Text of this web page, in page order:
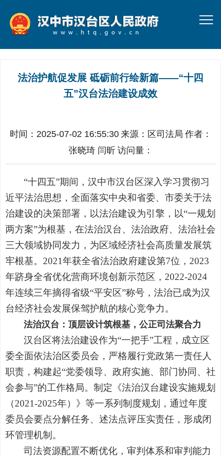
法治护航促发展 砥砺前行绘新篇——“十四
五”汉台法治建设成效
时间：2025-07-02 16:55:30 来源： 区司法局 作者：
张晓琦 闫昕 访问量：
“十四五”期间，汉中市汉台区深入学习贯彻习
近平法治思想，全面落实中央和省委、市委关于法
治建设的决策部署，以法治建设为引擎，以“一规划
两方案”为根基，在法治汉台、法治政府、法治社会
三大领域协同发力，为区域经济社会高质量发展筑
牢根基。2021年获全省法治政府建设第7位，2023
年跻身全省优化营商环境创新示范区，2022-2024
年连续三年摘得省级“平安区”称号，法治已成为汉
台经济社会发展保驾护航的核心竞争力。
法治汉台：顶层设计筑根基，公正司法聚合力
汉台区将法治建设作为“一把手”工程，成立区
委全面依法治区委员会，严格履行党政第一责任人
职责，构建起“党委领导、政府实施、部门协同、社
会参与”的工作格局。制定《法治汉台建设实施规划
（2021-2025年）》等一系列制度规划，通过年度
委员会要点分解任务、述法点评压实责任，形成闭
环管理机制。
司法资源配置不断优化，审判体系和审判能力